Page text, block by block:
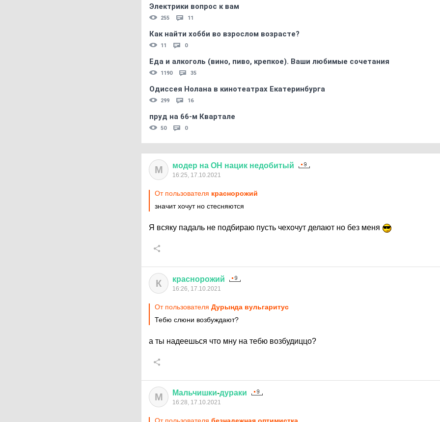
Электрики вопрос к вам
255 11
Как найти хобби во взрослом возрасте?
11 0
Еда и алкоголь (вино, пиво, крепкое). Ваши любимые сочетания
1190 35
Одиссея Нолана в кинотеатрах Екатеринбурга
299 16
пруд на 66-м Квартале
50 0
М модер на ОН нацик недобитый
16:25, 17.10.2021
От пользователя краснорожий
значит хочут но стесняются
Я всяку падаль не подбираю пусть чехочут делают но без меня
К краснорожий
16:26, 17.10.2021
От пользователя Дурында вульгаритус
Тебю слюни возбуждают?
а ты надеешься что мну на тебю возбудиццо?
М Мальчишки-дураки
16:28, 17.10.2021